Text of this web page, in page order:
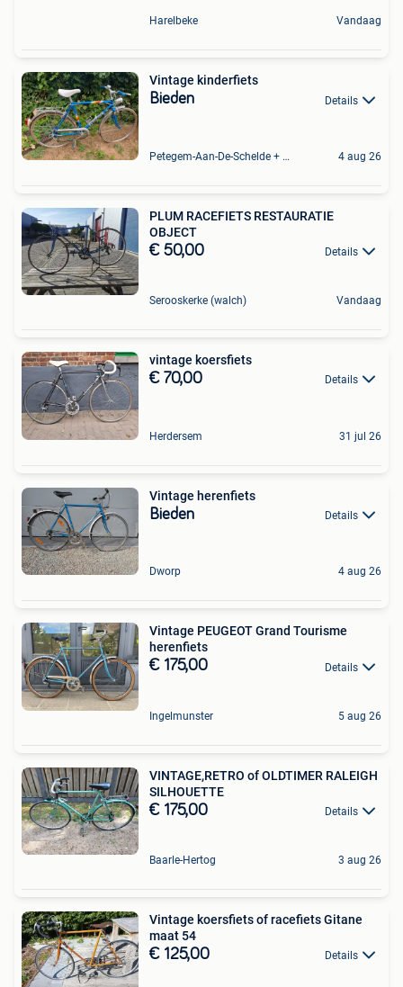
Harelbeke Vandaag
Vintage kinderfiets
Bieden Details
Petegem-Aan-De-Schelde + Deel Van Oudenaarde 4 aug 26
PLUM RACEFIETS RESTAURATIE
OBJECT
€ 50,00 Details
Serooskerke (walch) Vandaag
vintage koersfiets
€ 70,00 Details
Herdersem 31 jul 26
Vintage herenfiets
Bieden Details
Dworp 4 aug 26
Vintage PEUGEOT Grand Tourisme
herenfiets
€ 175,00 Details
Ingelmunster 5 aug 26
VINTAGE,RETRO of OLDTIMER RALEIGH
SILHOUETTE
€ 175,00 Details
Baarle-Hertog 3 aug 26
Vintage koersfiets of racefiets Gitane
maat 54
€ 125,00 Details